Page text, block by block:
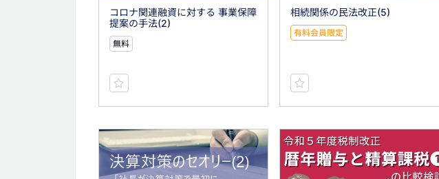
コロナ関連融資に対する 事業保障
提案の手法(2)
無料
相続関係の民法改正(5)
有料会員限定